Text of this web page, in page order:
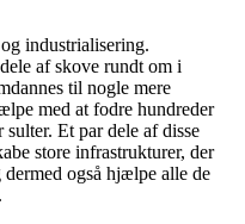
industrialisering.
af skove rundt om i
til nogle mere
med at fodre hundreder
sulter. Et par dele af disse
store infrastrukturer, der
også hjælpe alle de